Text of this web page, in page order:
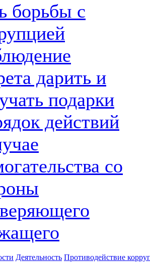
борьбы с
дарить и
подарки
действий
со
Деятельность Противодействие